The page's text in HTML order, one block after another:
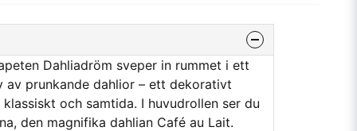
Dahliadröm sveper in rummet i ett
prunkande dahlior – ett dekorativt
och samtida. I huvudrollen ser du
den magnifika dahlian Café au Lait.